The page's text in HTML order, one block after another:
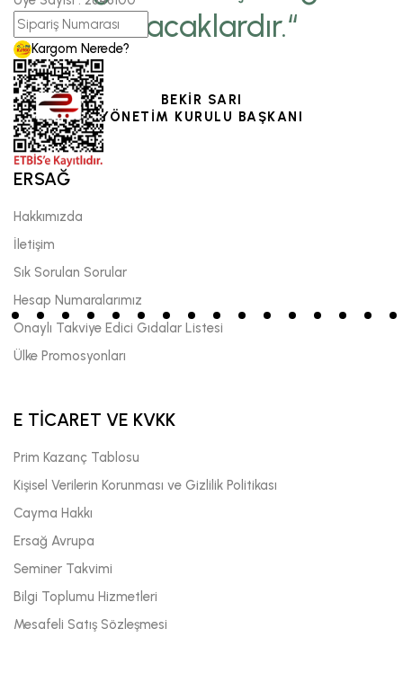
soracaklardır.“
BEKİR SARI
YÖNETİM KURULU BAŞKANI
Kargom Nerede?
ERSAĞ
Hakkımızda
İletişim
Sık Sorulan Sorular
Hesap Numaralarımız
Onaylı Takviye Edici Gıdalar Listesi
Ülke Promosyonları
E TİCARET VE KVKK
Prim Kazanç Tablosu
Kişisel Verilerin Korunması ve Gizlilik Politikası
Cayma Hakkı
Ersağ Avrupa
Seminer Takvimi
Bilgi Toplumu Hizmetleri
Mesafeli Satış Sözleşmesi